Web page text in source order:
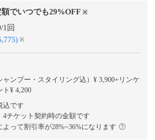
でいつでも29%OFF ※
1回
※
ャンプー・スタイリング込）¥ 3,900+ リンケ
ト¥ 4,200
込です
チケット契約時の金額です
って割引率が28%~36%になります